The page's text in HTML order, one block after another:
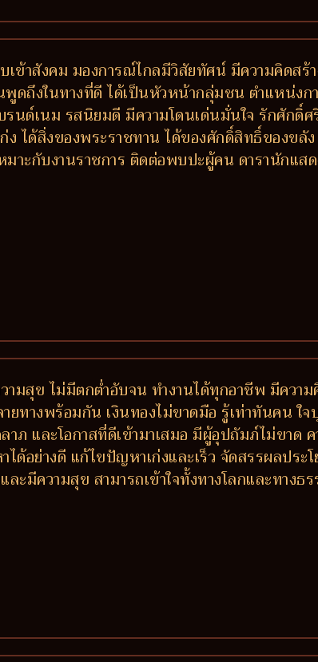
เข้าสังคม มองการณ์ไกลมีวิสัยทัศน์ มีความคิดส
ดถึงในทางที่ดี ได้เป็นหัวหน้ากลุ่มชน ตำแหน่ง
รนด์เนม รสนิยมดี มีความโดนเด่นมั่นใจ รักศัก
ง ได้สิ่งของพระราชทาน ได้ของศักดิ์สิทธิ์ของข
มาะกับงานราชการ ติดต่อพบปะผู้คน ดารานักแส
มสุข ไม่มีตกต่ำอับจน ทำงานได้ทุกอาชีพ มีควา
ยทางพร้อมกัน เงินทองไม่ขาดมือ รู้เท่าทันคน ใ
าภ และโอกาสที่ดีเข้ามาเสมอ มีผู้อุปถัมภ์ไม่ขา
ได้อย่างดี แก้ไขปัญหาเก่งและเร็ว จัดสรรผลป
ะมีความสุข สามารถเข้าใจทั้งทางโลกและทางธ